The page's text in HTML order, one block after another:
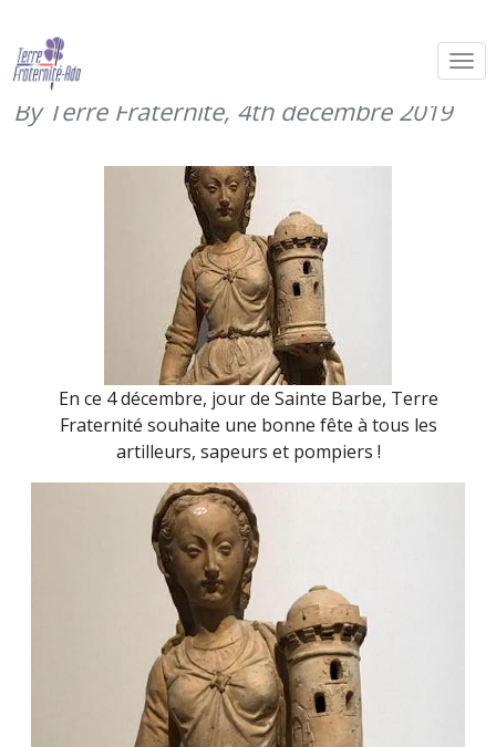
Sainte Barbe, patronne des artilleurs
et du génie (4 décembre 2019)
By Terre Fraternité, 4th décembre 2019
En ce 4 décembre, jour de Sainte Barbe, Terre
Fraternité souhaite une bonne fête à tous les
artilleurs, sapeurs et pompiers !